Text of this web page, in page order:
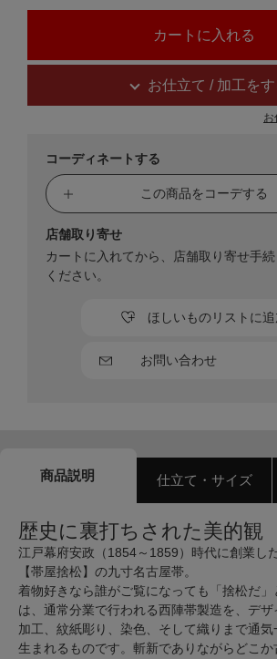
お仕立て / 加工をす
お
コーディネートする
この商品をコーデする
お問い合わせ
ほしいものリストに追
店舗取り寄せ
カートに入れてから、店舗取り寄せ手
ください。
商品説明 仕立て・サイズ
歴史に裏打ちされた美的観
江戸幕府安政（1854～1859）時代に創業し
【帯屋捨松】の九寸名古屋帯。
着物好きなら誰がご覧になっても「捨松だ
は、通常分業で行われる西陣帯製造を、デザ
加工、紋紙彫り、染色、そして織りまで通
生まれるものです。斬新でありながらどこか